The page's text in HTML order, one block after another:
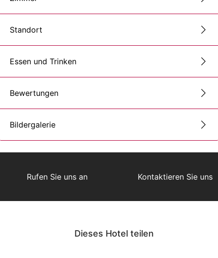
Standort
Essen und Trinken
Bewertungen
Bildergalerie
Rufen Sie uns an Kontaktieren Sie uns
Dieses Hotel teilen